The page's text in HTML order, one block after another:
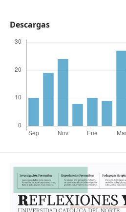
Descargas